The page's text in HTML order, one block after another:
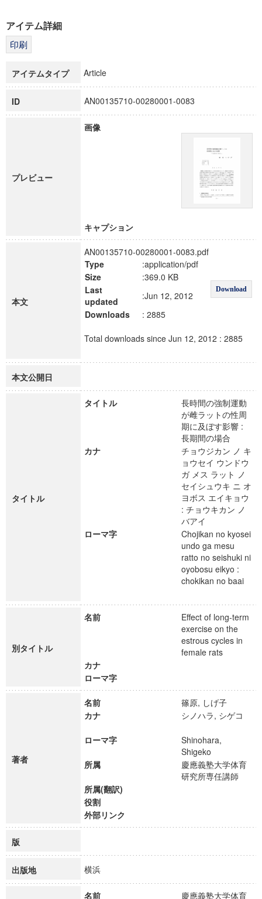
科学研究費補助金研究成果報告書
博士課程教育リーディングプログラム「超成熟社会発展のサ
アイテム詳細
アイテムタイプ Article
ID AN00135710-00280001-0083
プレビュー
画像
キャプション
本文
AN00135710-00280001-0083.pdf
Type
:application/pdf
Download
Size
:369.0 KB
Last
updated
:Jun 12, 2012
Downloads
: 2885
Total downloads since Jun 12, 2012 : 2885
本文公開日
タイトル
タイトル
長時間の強制運動
が雌ラットの性周
期に及ぼす影響 :
長期間の場合
カナ
チョウジカン ノ キ
ョウセイ ウンドウ
ガ メス ラット ノ
セイシュウキ ニ オ
ヨボス エイキョウ
: チョウキカン ノ
バアイ
ローマ字
Chojikan no kyosei
undo ga mesu
ratto no seishuki ni
oyobosu eikyo :
chokikan no baai
別タイトル
名前
Effect of long-term
exercise on the
estrous cycles in
female rats
カナ
ローマ字
著者
名前
篠原, しげ子
カナ
シノハラ, シゲコ
ローマ字
Shinohara,
Shigeko
所属
慶應義塾大学体育
研究所専任講師
所属(翻訳)
役割
外部リンク
版
出版地 横浜
名前 慶應義塾大学体育